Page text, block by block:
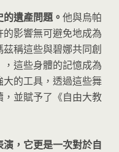
遺產問題。 他與烏帕
影響無可避免地成為
稱這些與碧娜共同創
這些身體的記憶成為
的工具，透過這些舞
並賦予了《自由大教
演，它更是一次對於自